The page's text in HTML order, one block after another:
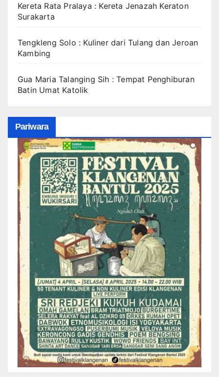
Kereta Rata Pralaya : Kereta Jenazah Keraton
Surakarta
Tengkleng Solo : Kuliner dari Tulang dan Jeroan
Kambing
Gua Maria Talanging Sih : Tempat Penghiburan
Batin Umat Katolik
Pariwara